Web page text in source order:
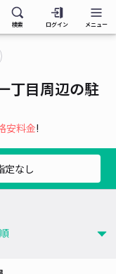
検索 ログイン メニュー
丁目周辺の駐
安料金!
定なし